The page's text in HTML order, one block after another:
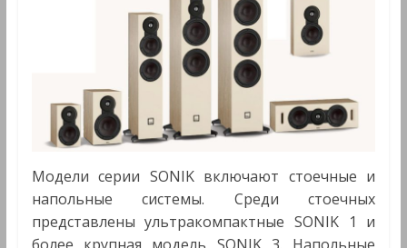
Модели серии SONIK включают стоечные и
напольные системы. Среди стоечных
представлены ультракомпактные SONIK 1 и